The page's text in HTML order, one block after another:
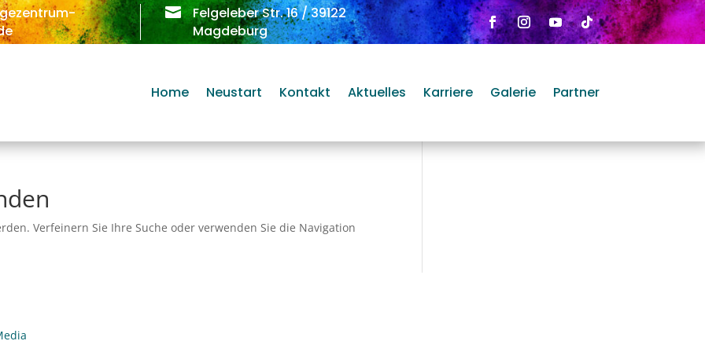
 Felgeleber Str. 16/ 39122
Magdeburg
Home Neustart Kontakt Aktuelles Karriere Galerie Partner
Verfeinern Sie Ihre Suche oder verwenden Sie die Navigation